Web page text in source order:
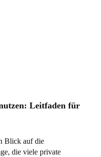
Leitfaden für
Blick auf die
die viele private